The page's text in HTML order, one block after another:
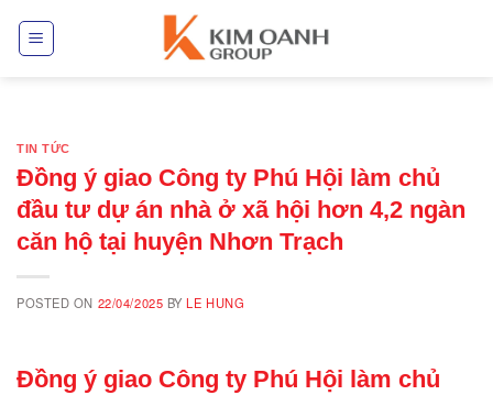
TIN TỨC
Đồng ý giao Công ty Phú Hội làm chủ
đầu tư dự án nhà ở xã hội hơn 4,2 ngàn
căn hộ tại huyện Nhơn Trạch
POSTED ON 22/04/2025 BYLE HUNG
Đồng ý giao Công ty Phú Hội làm chủ